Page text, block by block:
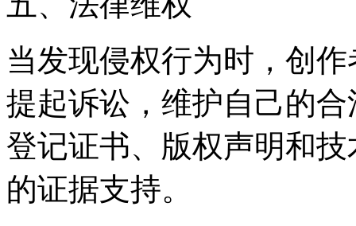
当发现侵权行为时，创
提起诉讼，维护自己的
登记证书、版权声明和
的证据支持。